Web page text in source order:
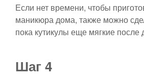
Если нет времени, чтобы
маникюра дома, также можно
пока кутикулы еще мягкие после
Шаг 4